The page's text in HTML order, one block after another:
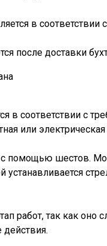
в соответствии
после доставки
в соответствии с
или
с помощью шестов.
устанавливается
работ, так как